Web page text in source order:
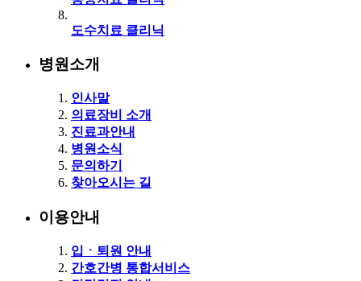
도수치료 클리닉
병원소개
인사말
의료장비 소개
진료과안내
병원소식
문의하기
찾아오시는 길
이용안내
입ㆍ퇴원 안내
간호간병 통합서비스